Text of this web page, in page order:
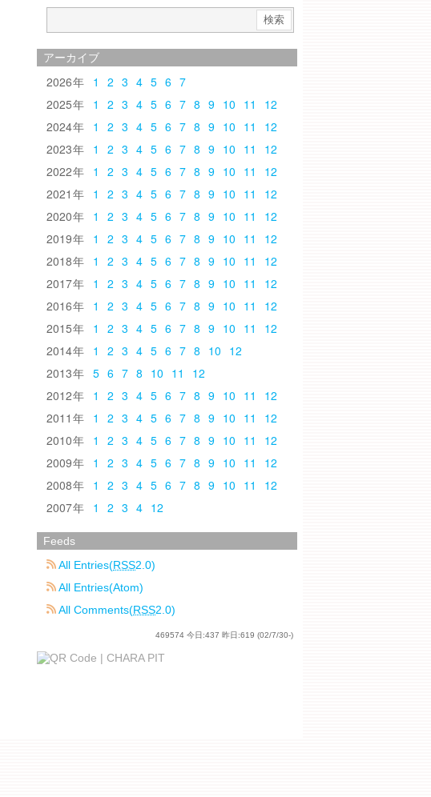
アーカイブ
2026 1 2 3 4 5 6 7
2025
1 2 3 4 5 6 7 8 9 10 11
12
2024
1 2 3 4 5 6 7 8 9 10 11
12
2023
1 2 3 4 5 6 7 8 9 10 11
12
2022
1 2 3 4 5 6 7 8 9 10 11
12
2021
1 2 3 4 5 6 7 8 9 10 11
12
2020
1 2 3 4 5 6 7 8 9 10 11
12
2019
1 2 3 4 5 6 7 8 9 10 11
12
2018
1 2 3 4 5 6 7 8 9 10 11
12
2017
1 2 3 4 5 6 7 8 9 10 11
12
2016
1 2 3 4 5 6 7 8 9 10 11
12
2015
1 2 3 4 5 6 7 8 9 10 11
12
2014
1 2 3 4 5 6 7 8 10 12
2013
5 6 7 8 10 11
12
2012
1 2 3 4 5 6 7 8 9 10 11
12
2011
1 2 3 4 5 6 7 8 9 10 11
12
2010
1 2 3 4 5 6 7 8 9 10 11
12
2009
1 2 3 4 5 6 7 8 9 10 11
12
2008
1 2 3 4 5 6 7 8 9 10 11
12
2007
1 2 3 4 12
Feeds
All Entries(RSS2.0)
All Entries(Atom)
All Comments(RSS2.0)
469574 今日:437 昨日:619 (02/7/30-)